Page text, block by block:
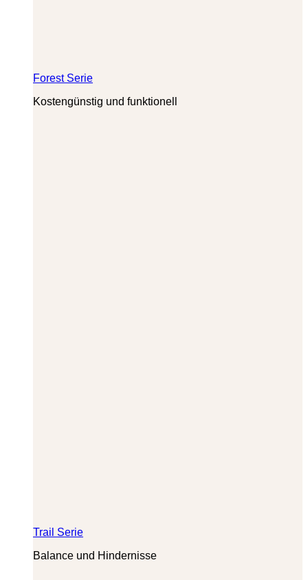
Forest Serie
Kostengünstig und funktionell
Trail Serie
Balance und Hindernisse